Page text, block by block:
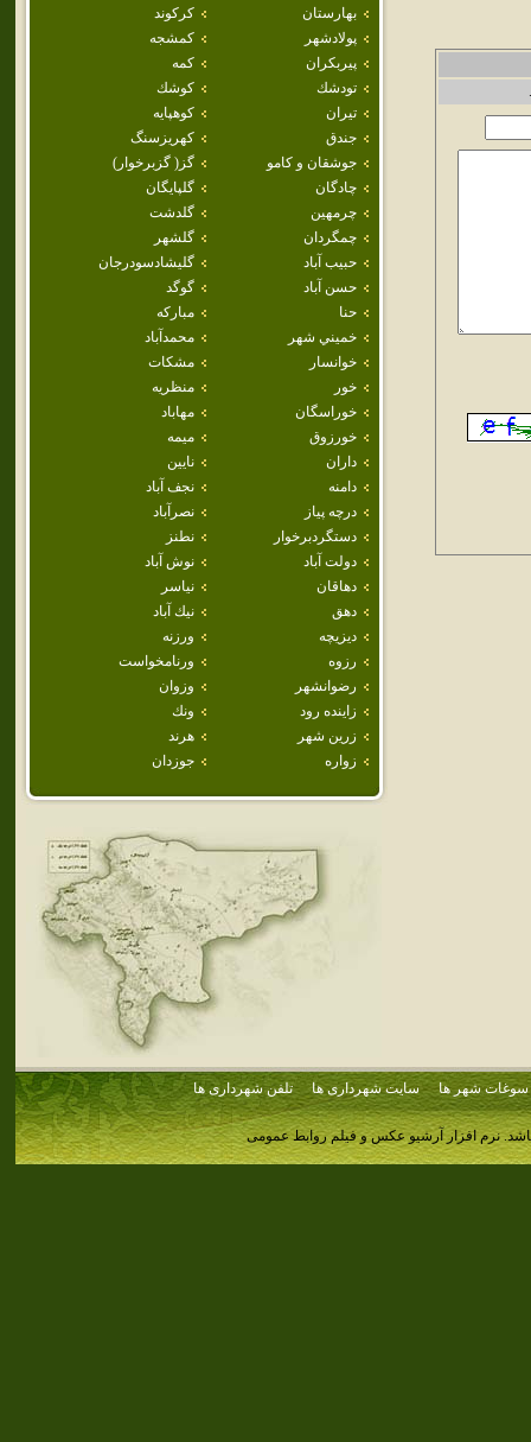
بهارستان
كركوند
پولادشهر
كمشجه
پيربكران
كمه
تودشك
كوشك
تيران
كوهپايه
جندق
كهريزسنگ
جوشقان و كامو
گز( گزبرخوار)
چادگان
گلپايگان
چرمهين
گلدشت
چمگردان
گلشهر
حبيب آباد
گليشادسودرجان
حسن آباد
گوگد
حنا
مباركه
خميني شهر
محمدآباد
خوانسار
مشكات
خور
منظريه
خوراسگان
مهاباد
خورزوق
ميمه
داران
نايين
دامنه
نجف آباد
درچه پياز
نصرآباد
دستگردبرخوار
نطنز
دولت آباد
نوش آباد
دهاقان
نياسر
دهق
نيك آباد
ديزيچه
ورزنه
رزوه
ورنامخواست
رضوانشهر
وزوان
زاينده رود
ونك
زرين شهر
هرند
زواره
جوزدان
سوغات شهر ها سایت شهرداری ها تلفن شهرداری ها
نرم افزار آرشیو عکس و فیلم روابط عمومی